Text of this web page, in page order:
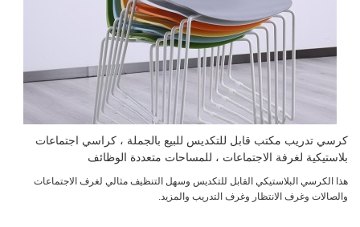
كرسي تدريب مكتب قابل للتكديس للبيع بالجملة ، كراسي اجتماعات
بلاستيكية لغرفة الاجتماعات ، للمساحات متعددة الوظائف
هذا الكرسي البلاستيكي القابل للتكديس وسهل التنظيف مثالي لغرف الاجتماعات
والصالات وغرف الانتظار وغرف التدريب والمزيد.